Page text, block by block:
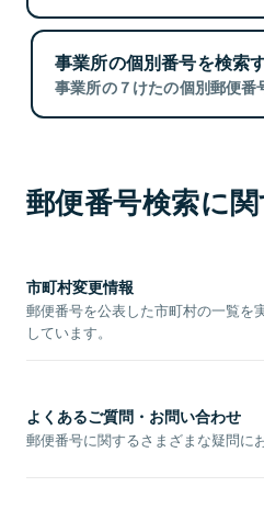
事業所の個別番号を検索
事業所の７けたの個別郵便番
郵便番号検索に
市町村変更情報
郵便番号を公表した市町村の一覧を
しています。
よくあるご質問・お問い合わせ
郵便番号に関するさまざまな疑問に